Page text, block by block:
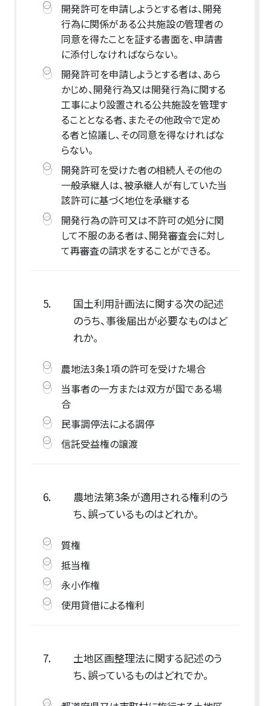
開発許可を申請しようとする者は、開発
行為に関係がある公共施設の管理者の
同意を得たことを証する書面を、申請書
に添付しなければならない。
開発許可を申請しようとする者は、あら
かじめ、開発行為又は開発行為に関する
工事により設置される公共施設を管理す
ることとなる者、またその他政令で定め
る者と協議し、その同意を得なければな
らない。
開発許可を受けた者の相続人その他の
一般承継人は、被承継人が有していた当
該許可に基づく地位を承継する
開発行為の許可又は不許可の処分に関
して不服のある者は、開発審査会に対し
て再審査の請求をすることができる。
5.
国土利用計画法に関する次の記述
のうち、事後届出が必要なものはど
れか。
農地法3条1項の許可を受けた場合
当事者の一方または双方が国である場
合
民事調停法による調停
信託受益権の譲渡
6.
農地法第3条が適用される権利のう
ち、誤っているものはどれか。
質権
抵当権
永小作権
使用貸借による権利
7.
土地区画整理法に関する記述のう
ち、誤っているものはどれでか。